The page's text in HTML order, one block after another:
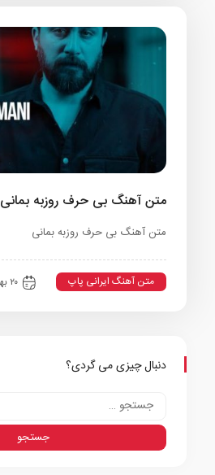
متن آهنگ بی حرف روزبه بمانی
متن آهنگ بی حرف روزبه بمانی
متن آهنگ ایرانی پاپ ۲۰ بهمن ۱۴۰۲
دنبال چیزی می گردی؟